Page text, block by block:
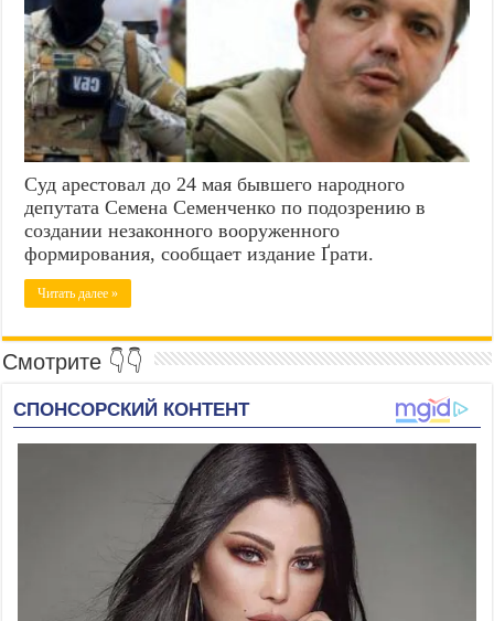
Суд арестовал до 24 мая бывшего народного
депутата Семена Семенченко по подозрению в
создании незаконного вооруженного
формирования, сообщает издание Ґрати.
Читать далее »
Смотрите 👇👇